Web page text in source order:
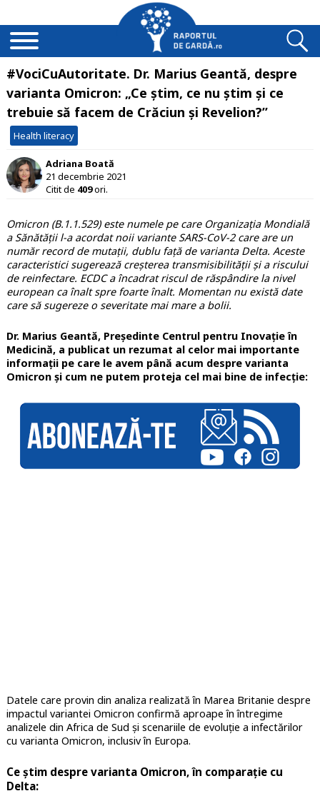
#VociCuAutoritate. Dr. Marius Geantă, despre
varianta Omicron: „Ce știm, ce nu știm și ce
trebuie să facem de Crăciun și Revelion?”
Health literacy
Adriana Boată
21 decembrie 2021
Citit de 409ori.
Omicron (B.1.1.529) este numele pe care Organizația Mondială
a Sănătății l-a acordat noii variante SARS-CoV-2 care are un
număr record de mutații, dublu față de varianta Delta. Aceste
caracteristici sugerează creșterea transmisibilității și a riscului
de reinfectare. ECDC a încadrat riscul de răspândire la nivel
european ca înalt spre foarte înalt. Momentan nu există date
care să sugereze o severitate mai mare a bolii.
Dr. Marius Geantă, Președinte Centrul pentru Inovație în
Medicină, a publicat un rezumat al celor mai importante
informații pe care le avem până acum despre varianta
Omicron și cum ne putem proteja cel mai bine de infecție:
Datele care provin din analiza realizată în Marea Britanie despre
impactul variantei Omicron confirmă aproape în întregime
analizele din Africa de Sud și scenariile de evoluție a infectărilor
cu varianta Omicron, inclusiv în Europa.
Ce știm despre varianta Omicron, în comparație cu
Delta: